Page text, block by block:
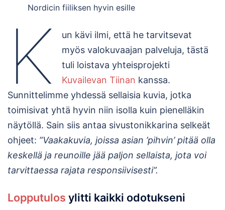
Nordicin fiiliksen hyvin esille
K
un kävi ilmi, että he tarvitsevat
myös valokuvaajan palveluja, tästä
tuli loistava yhteisprojekti
Kuvailevan Tiinan kanssa.
Sunnittelimme yhdessä sellaisia kuvia, jotka
toimisivat yhtä hyvin niin isolla kuin pienelläkin
näytöllä. Sain siis antaa sivustonikkarina selkeät
ohjeet: ”Vaakakuvia, joissa asian ’pihvin’ pitää olla
keskellä ja reunoille jää paljon sellaista, jota voi
tarvittaessa rajata responsiivisesti”.
Lopputulos ylitti kaikki odotukseni